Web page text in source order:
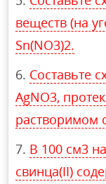
веществ (на
Sn(NO3)2.
Cоставьте
AgNO3,
растворимом
В 100 см3
свинца(II)